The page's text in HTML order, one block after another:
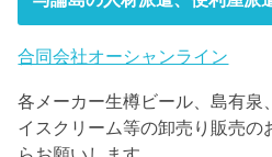
合同会社オーシャンライン
各メーカー生樽ビール、島有泉
イスクリーム等の卸売り販売の